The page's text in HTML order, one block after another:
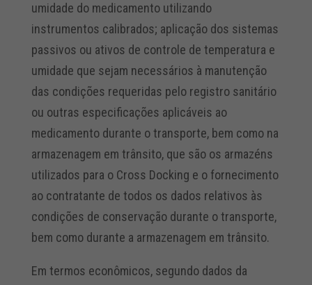
umidade do medicamento utilizando
instrumentos calibrados; aplicação dos sistemas
passivos ou ativos de controle de temperatura e
umidade que sejam necessários à manutenção
das condições requeridas pelo registro sanitário
ou outras especificações aplicáveis ao
medicamento durante o transporte, bem como na
armazenagem em trânsito, que são os armazéns
utilizados para o Cross Docking e o fornecimento
ao contratante de todos os dados relativos às
condições de conservação durante o transporte,
bem como durante a armazenagem em trânsito.
Em termos econômicos, segundo dados da